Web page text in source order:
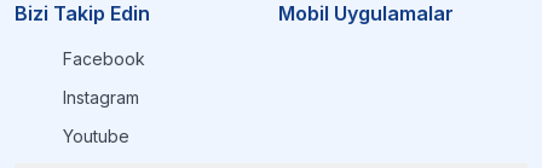
Bizi Takip Edin
Facebook
Instagram
Youtube
Mobil Uygulamalar